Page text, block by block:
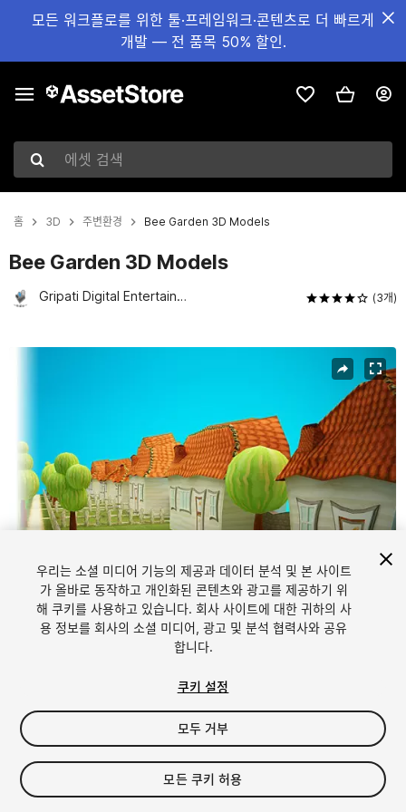
모든 워크플로를 위한 툴·프레임워크·콘텐츠로 더 빠르게
개발 — 전 품목 50% 할인.
에셋 검색
홈 3D 주변환경 Bee Garden 3D Models
Bee Garden 3D Models
Gripati Digital Entertainment (3개)
1 27
$10
우리는 소셜 미디어 기능의 제공과 데이터 분석 및 본 사이트
가 올바로 동작하고 개인화된 콘텐츠와 광고를 제공하기 위
해 쿠키를 사용하고 있습니다. 회사 사이트에 대한 귀하의 사
용 정보를 회사의 소셜 미디어, 광고 및 분석 협력사와 공유
합니다.
쿠키 설정
모두 거부
모든 쿠키 허용